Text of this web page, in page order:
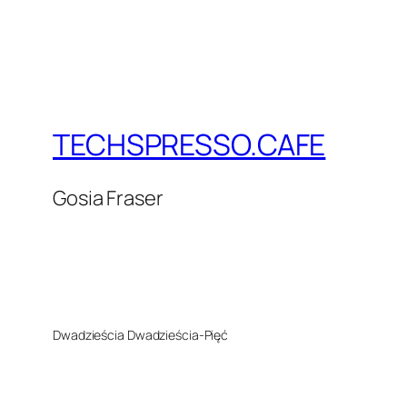
TECHSPRESSO.CAFE
Gosia Fraser
Dwadzieścia Dwadzieścia-Pięć